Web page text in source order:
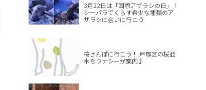
3月22日は「国際アザラシの日」！
シーパラでくらす希少な種類のア
ザラシに会いに行こう
桜さんぽに行こう！ 戸塚区の桜並
木をウナシーが案内♪